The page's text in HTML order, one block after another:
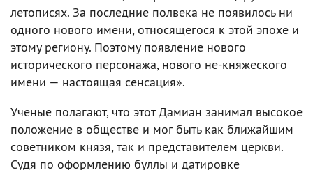
летописях. За последние полвека не появилось ни
одного нового имени, относящегося к этой эпохе и
этому региону. Поэтому появление нового
исторического персонажа, нового не-княжеского
имени — настоящая сенсация».
Ученые полагают, что этот Дамиан занимал высокое
положение в обществе и мог быть как ближайшим
советником князя, так и представителем церкви.
Судя по оформлению буллы и датировке